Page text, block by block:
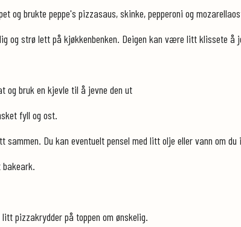
og brukte peppe's pizzasaus, skinke, pepperoni og
og strø lett på kjøkkenbenken. Deigen kan være litt klissete å
og bruk en kjevle til å jevne den ut
fyll og ost.
sammen. Du kan eventuelt pensel med litt olje eller vann om
bakeark.
pizzakrydder på toppen om ønskelig.